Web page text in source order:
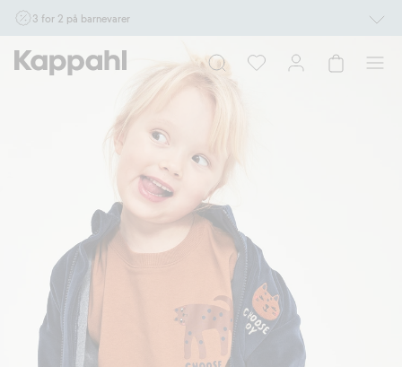
3 for 2 på barnevarer
17/8 i butikk & online for deg som er eller blir medlem. Kan ikke kombineres med
andre tilbud eller rabatter.
Handle nå